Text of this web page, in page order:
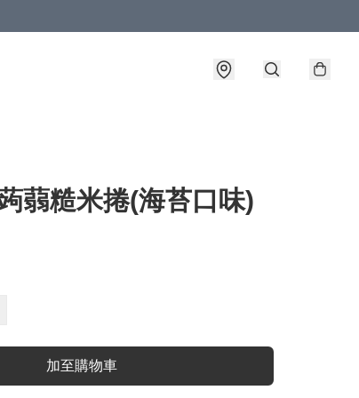
蒻糙米捲(海苔口味)
加至購物車